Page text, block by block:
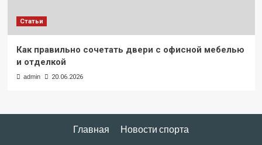
Статьи
Как правильно сочетать двери с офисной мебелью
и отделкой
admin 20.06.2026
Главная Новости спорта